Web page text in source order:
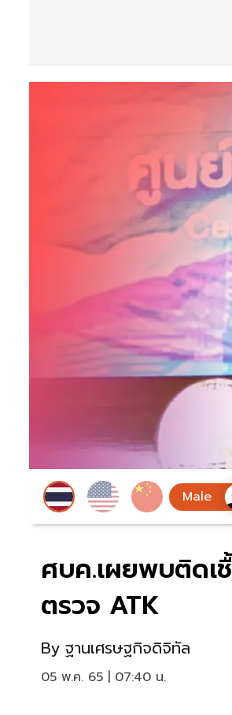
ศบค.เผยพบติดเ
ตรวจ ATK
By ฐานเศรษฐกิจดิจิทัล
05 พ.ค. 65 | 07:40 น.